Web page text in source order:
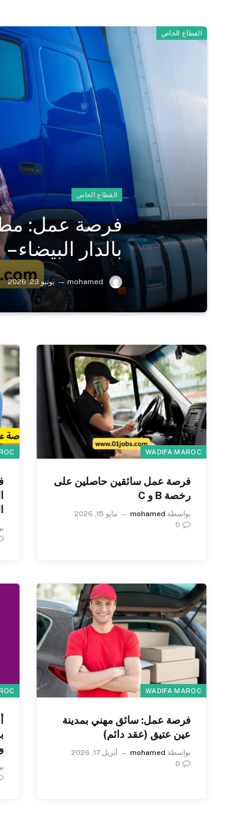
القطاع الخاص
القطاع الخاص
فرصة عمل:
بالدار البيضاء
mohamed يونيو 23, 2026
WADIFA MAROC
فرصة عمل سائقين حاصلين على
رخصة B و C
بواسطة mohamed
مايو 15, 2026
0
WADIFA MAROC
فرصة عمل: سائق مهني بمدينة
عين عتيق (عقد دائم)
بواسطة mohamed
أبريل 17, 2026
0